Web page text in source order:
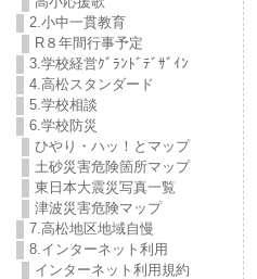
2.小中一貫教育
R８年間行事予定
3.学校経営ｸﾞﾗﾝﾄﾞﾃﾞｻﾞｲﾝ
4.高松スタンダード
5.学校相談
6.学校防災
ひやり・ハッ！とマップ
土砂災害危険箇所マップ
東日本大震災写真一覧
津波災害危険マップ
7.高松地区地域自慢
8.インターネット利用
インターネット利用規約